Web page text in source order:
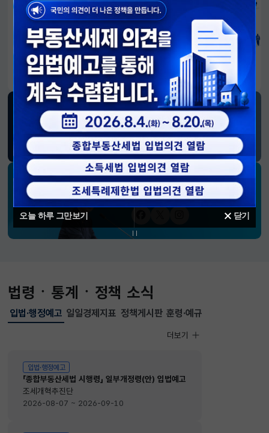
오늘 하루 그만보기 닫기
알림판
국민이 만든 대전환의 길-회복과 도약, 모두의 1년
재정경제부 SNS 소식
블로그페이스북트위터(X)유튜브인스타그램
소통하는 경제 리더 구윤철 장관의
SNS 채널
법령ㆍ통계ㆍ정책 소식
입법·행정예고
선택됨
입법·행정예고
입법·행정예고
「종합부동산세법 시행령」 일부개정령(안) 입법예고
조세개혁추진단
2026-08-07 ~ 2026-09-10
입법·행정예고
더보기
일일경제지표 정책게시판 훈령·예규